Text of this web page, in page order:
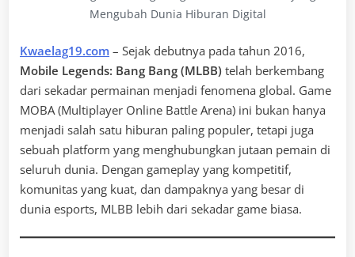
Mengubah Dunia Hiburan Digital
Kwaelag19.com – Sejak debutnya pada tahun 2016,
Mobile Legends: Bang Bang (MLBB) telah berkembang
dari sekadar permainan menjadi fenomena global. Game
MOBA (Multiplayer Online Battle Arena) ini bukan hanya
menjadi salah satu hiburan paling populer, tetapi juga
sebuah platform yang menghubungkan jutaan pemain di
seluruh dunia. Dengan gameplay yang kompetitif,
komunitas yang kuat, dan dampaknya yang besar di
dunia esports, MLBB lebih dari sekadar game biasa.